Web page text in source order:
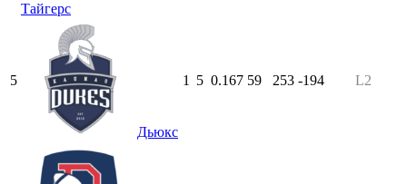
Тайгерс
5
Дьюкс
1 5 0.167 59 253 -194 L2